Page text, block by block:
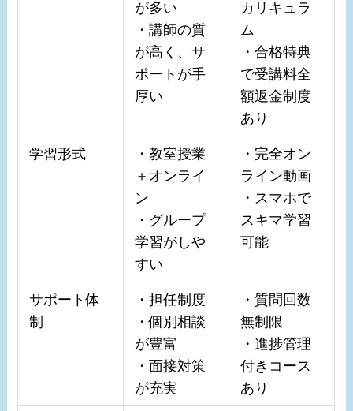
が多い
・講師の質
が高く、サ
ポートが手
厚い
カリキュラ
ム
・合格特典
で受講料全
額返金制度
あり
学習形式
・教室授業
＋オンライ
ン
・グループ
学習がしや
すい
・完全オン
ライン動画
・スマホで
スキマ学習
可能
サポート体
制
・担任制度
・個別相談
が豊富
・面接対策
が充実
・質問回数
無制限
・進捗管理
付きコース
あり